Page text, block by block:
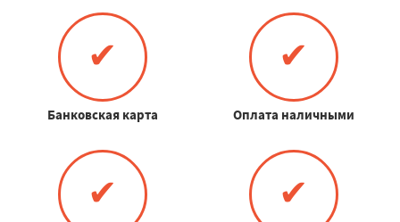
✔
Банковская карта
✔
Оплата наличными
✔ ✔